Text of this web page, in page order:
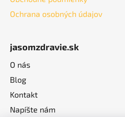
Ochrana osobných údajov
jasomzdravie.sk
O nás
Blog
Kontakt
Napíšte nám